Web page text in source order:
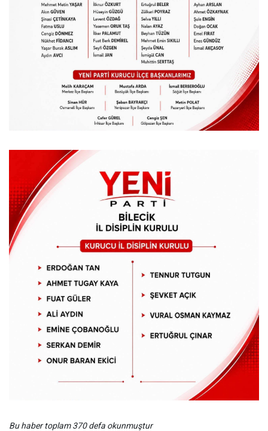
Bu haber toplam 370 defa okunmuştur